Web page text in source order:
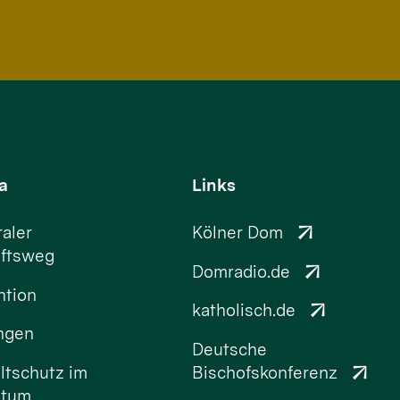
im
Links
Kölner Dom
Domradio.de
katholisch.de
Deutsche
Bischofskonferenz